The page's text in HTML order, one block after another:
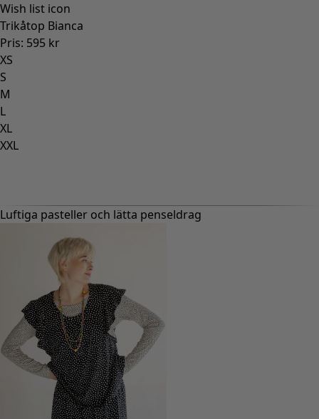
Wish list icon
Trikåtop Bianca
Pris: 595 kr
XS
S
M
L
XL
XXL
Luftiga pasteller och lätta penseldrag